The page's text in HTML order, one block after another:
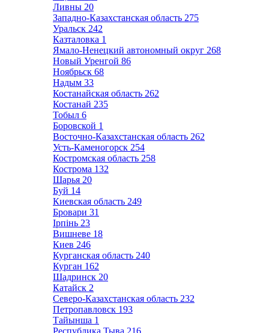
Ливны 20
Западно-Казахстанская область 275
Уральск 242
Казталовка 1
Ямало-Ненецкий автономный округ 268
Новый Уренгой 86
Ноябрьск 68
Надым 33
Костанайская область 262
Костанай 235
Тобыл 6
Боровской 1
Восточно-Казахстанская область 262
Усть-Каменогорск 254
Костромская область 258
Кострома 132
Шарья 20
Буй 14
Киевская область 249
Бровари 31
Ірпінь 23
Вишневе 18
Киев 246
Курганская область 240
Курган 162
Шадринск 20
Катайск 2
Северо-Казахстанская область 232
Петропавловск 193
Тайынша 1
Республика Тыва 216